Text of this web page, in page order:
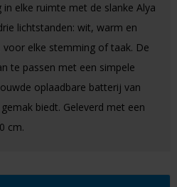
elke ruimte met de slanke Alya
lichtstanden: wit, warm en
elke stemming of taak. De
te passen met een simpele
oplaadbare batterij van
biedt. Geleverd met een
cm.